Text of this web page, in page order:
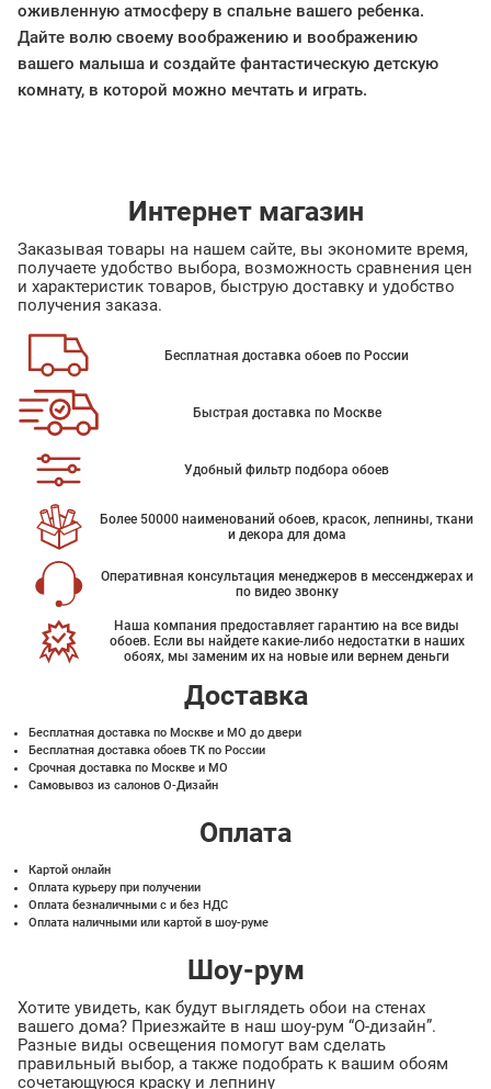
оживленную атмосферу в спальне вашего ребенка.
Дайте волю своему воображению и воображению
вашего малыша и создайте фантастическую детскую
комнату, в которой можно мечтать и играть.
Интернет магазин
Заказывая товары на нашем сайте, вы экономите время,
получаете удобство выбора, возможность сравнения цен
и характеристик товаров, быструю доставку и удобство
получения заказа.
Бесплатная доставка обоев по России
Быстрая доставка по Москве
Удобный фильтр подбора обоев
Более 50000 наименований обоев, красок, лепнины, ткани
и декора для дома
Оперативная консультация менеджеров в мессенджерах и
по видео звонку
Наша компания предоставляет гарантию на все виды
обоев. Если вы найдете какие-либо недостатки в наших
обоях, мы заменим их на новые или вернем деньги
Доставка
Бесплатная доставка по Москве и МО до двери
Бесплатная доставка обоев ТК по России
Срочная доставка по Москве и МО
Самовывоз из салонов О-Дизайн
Оплата
Картой онлайн
Оплата курьеру при получении
Оплата безналичными с и без НДС
Оплата наличными или картой в шоу-руме
Шоу-рум
Хотите увидеть, как будут выглядеть обои на стенах
вашего дома? Приезжайте в наш шоу-рум “О-дизайн”.
Разные виды освещения помогут вам сделать
правильный выбор, а также подобрать к вашим обоям
сочетающуюся краску и лепнину